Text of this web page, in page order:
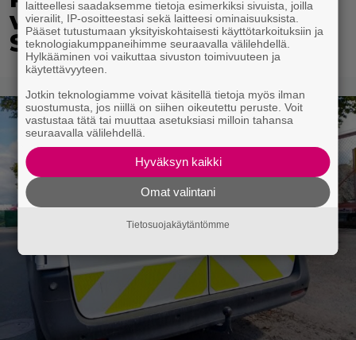
vietti unelmien kesän
Suomessa
laitteellesi saadaksemme tietoja esimerkiksi sivuista, joilla
vierailit, IP-osoitteestasi sekä laitteesi ominaisuuksista.
Pääset tutustumaan yksityiskohtaisesti käyttötarkoituksiin ja
teknologiakumppaneihimme seuraavalla välilehdellä.
Hylkääminen voi vaikuttaa sivuston toimivuuteen ja
käytettävyyteen.
Jotkin teknologiamme voivat käsitellä tietoja myös ilman
suostumusta, jos niillä on siihen oikeutettu peruste. Voit
vastustaa tätä tai muuttaa asetuksiasi milloin tahansa
seuraavalla välilehdellä.
Hyväksyn kaikki
Omat valintani
Tietosuojakäytäntömme